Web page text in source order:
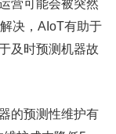
营可能会被突然
决，AIoT有助于
及时预测机器故
的预测性维护有